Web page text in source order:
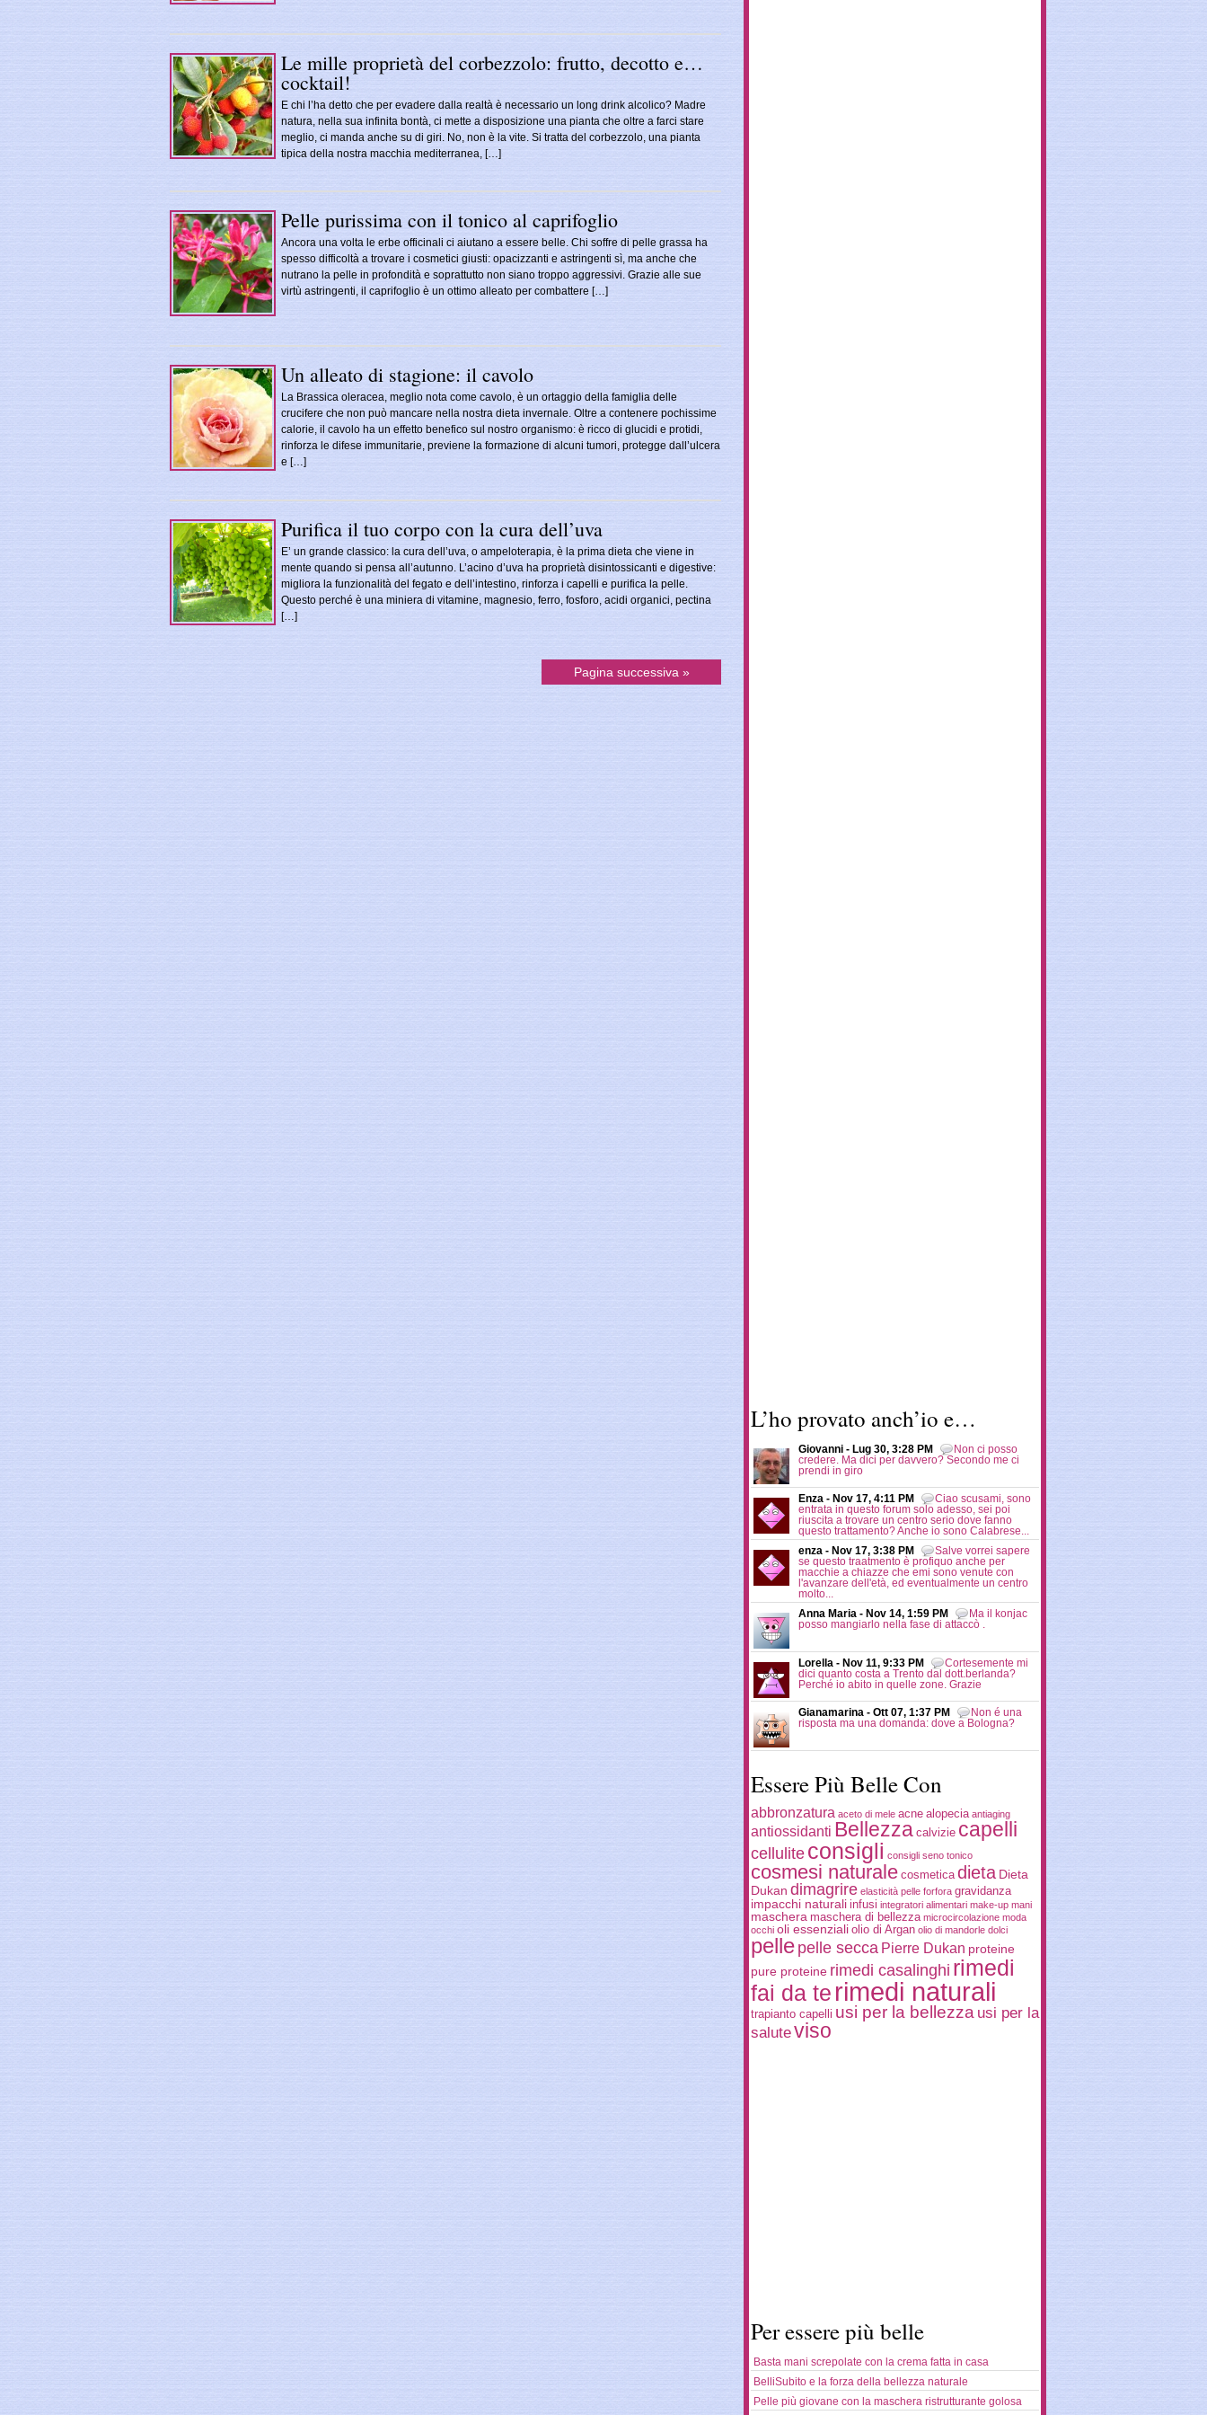
Le mille proprietà del corbezzolo: frutto, decotto e…
cocktail!
E chi l’ha detto che per evadere dalla realtà è necessario un long drink alcolico? Madre
natura, nella sua infinita bontà, ci mette a disposizione una pianta che oltre a farci stare
meglio, ci manda anche su di giri. No, non è la vite. Si tratta del corbezzolo, una pianta
tipica della nostra macchia mediterranea, […]
Pelle purissima con il tonico al caprifoglio
Ancora una volta le erbe officinali ci aiutano a essere belle. Chi soffre di pelle grassa ha
spesso difficoltà a trovare i cosmetici giusti: opacizzanti e astringenti sì, ma anche che
nutrano la pelle in profondità e soprattutto non siano troppo aggressivi. Grazie alle sue
virtù astringenti, il caprifoglio è un ottimo alleato per combattere […]
Un alleato di stagione: il cavolo
La Brassica oleracea, meglio nota come cavolo, è un ortaggio della famiglia delle
crucifere che non può mancare nella nostra dieta invernale. Oltre a contenere pochissime
calorie, il cavolo ha un effetto benefico sul nostro organismo: è ricco di glucidi e protidi,
rinforza le difese immunitarie, previene la formazione di alcuni tumori, protegge dall’ulcera
e […]
Purifica il tuo corpo con la cura dell’uva
E’ un grande classico: la cura dell’uva, o ampeloterapia, è la prima dieta che viene in
mente quando si pensa all’autunno. L’acino d’uva ha proprietà disintossicanti e digestive:
migliora la funzionalità del fegato e dell’intestino, rinforza i capelli e purifica la pelle.
Questo perché è una miniera di vitamine, magnesio, ferro, fosforo, acidi organici, pectina
[…]
Pagina successiva »
L’ho provato anch’io e…
Giovanni - Lug 30, 3:28 PM
Non ci posso
credere. Ma dici per davvero? Secondo me ci
prendi in giro
Enza - Nov 17, 4:11 PM
Ciao scusami, sono
entrata in questo forum solo adesso, sei poi
riuscita a trovare un centro serio dove fanno
questo trattamento? Anche io sono Calabrese...
enza - Nov 17, 3:38 PM
Salve vorrei sapere
se questo traatmento è profiquo anche per
macchie a chiazze che emi sono venute con
l'avanzare dell'età, ed eventualmente un centro
molto...
Anna Maria - Nov 14, 1:59 PM
Ma il konjac
posso mangiarlo nella fase di attaccò .
Lorella - Nov 11, 9:33 PM
Cortesemente mi
dici quanto costa a Trento dal dott.berlanda?
Perché io abito in quelle zone. Grazie
Gianamarina - Ott 07, 1:37 PM
Non é una
risposta ma una domanda: dove a Bologna?
Essere Più Belle Con
abbronzatura aceto di mele acne alopecia antiaging
antiossidanti Bellezza calvizie capelli
cellulite consigli consigli seno tonico
cosmesi naturale cosmetica dieta Dieta
Dukan dimagrire elasticità pelle forfora gravidanza
impacchi naturali infusi integratori alimentari make-up mani
maschera maschera di bellezza microcircolazione moda
occhi oli essenziali olio di Argan olio di mandorle dolci
pelle pelle secca Pierre Dukan proteine
pure proteine rimedi casalinghi rimedi
fai da te rimedi naturali
trapianto capelli usi per la bellezza usi per la
saluteviso
Per essere più belle
Basta mani screpolate con la crema fatta in casa
BelliSubito e la forza della bellezza naturale
Pelle più giovane con la maschera ristrutturante golosa